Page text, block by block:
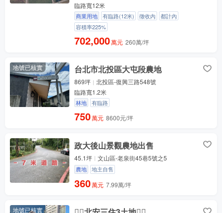
臨路寬12米
商業用地 有臨路(12米) 徵收內
都計內
容積率225%
702,000萬元 260萬/坪
地號已核實 台北市北投區大屯段農地
869坪
北投區-復興三路548號
臨路寬1.2米
林地 有臨路
750萬元 8600元/坪
政大後山景觀農地出售
45.1坪 文山區-老泉街45巷5號之5
農地 地主自售
360萬元 7.99萬/坪
地號已核實